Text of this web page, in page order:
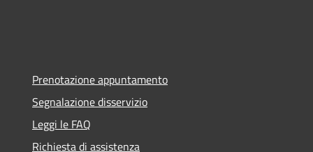
Prenotazione appuntamento
Segnalazione disservizio
Leggi le FAQ
Richiesta di assistenza